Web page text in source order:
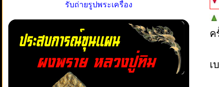
รับถ่ายรูปพระเครื่อง
เ